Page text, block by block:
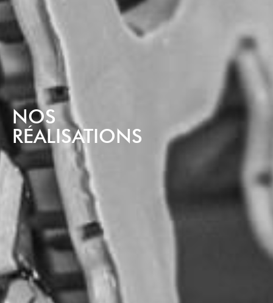
NOS
RÉALISATIONS